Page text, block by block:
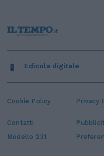
Cookie Policy Privacy
Contatti
Modello 231
Edicola digitale